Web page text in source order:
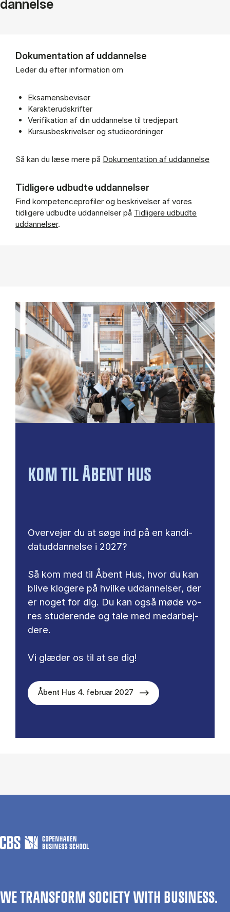
dan­nel­se
Dokumentation af uddannelse
Leder du efter information om
Eksamensbeviser
Karakterudskrifter
Verifikation af din uddannelse til tredjepart
Kursusbeskrivelser og studieordninger
Så kan du læse mere på Dokumentation af uddannelse
Tidligere udbudte uddannelser
Find kompetenceprofiler og beskrivelser af vores
tidligere udbudte uddannelser på Tidligere udbudte
uddannelser.
KOM TIL ÅBENT HUS
Over­ve­jer du at søge ind på en kan­di­
da­tud­dan­nel­se i 2027?
Så kom med til Åbent Hus, hvor du kan
bli­ve klo­ge­re på hvil­ke ud­dan­nel­ser, der
er no­get for dig. Du kan også møde vo­
res stu­de­ren­de og tale med me­d­ar­bej­
de­re.
Vi glæ­der os til at se dig!
Åbent Hus 4. februar 2027
WE TRANSFORM SOCIETY WITH BUSINESS.